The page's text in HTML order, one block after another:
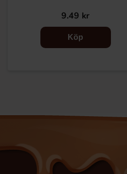
9.49 kr
Köp